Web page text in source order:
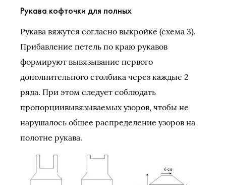
Рукава кофточки для полных
Рукава вяжутся согласно выкройке (схема 3).
Прибавление петель по краю рукавов
формируют вывязывание первого
дополнительного столбика через каждые 2
ряда. При этом следует соблюдать
пропорциивывязываемых узоров, чтобы не
нарушалось общее распределение узоров на
полотне рукава.